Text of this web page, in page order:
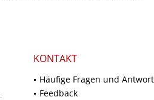
KONTAKT
Häufige Fragen und
Feedback